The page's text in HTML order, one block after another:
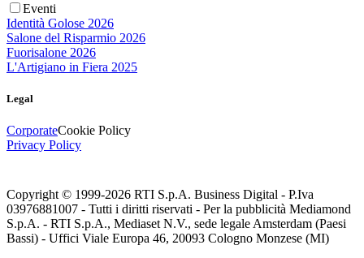
Eventi
Identità Golose 2026
Salone del Risparmio 2026
Fuorisalone 2026
L'Artigiano in Fiera 2025
Legal
CorporateCookie Policy
Privacy Policy
Copyright © 1999-2026 RTI S.p.A. Business Digital - P.Iva
03976881007 - Tutti i diritti riservati - Per la pubblicità Mediamond
S.p.A. - RTI S.p.A., Mediaset N.V., sede legale Amsterdam (Paesi
Bassi) - Uffici Viale Europa 46, 20093 Cologno Monzese (MI)